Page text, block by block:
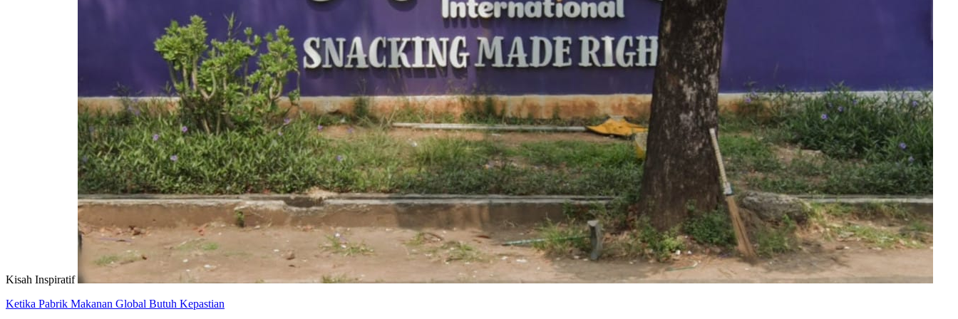
Kisah Inspiratif
Ketika Pabrik Makanan Global Butuh Kepastian